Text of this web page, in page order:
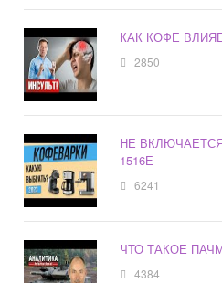
КАК КОФЕ
2850
НЕ
1516Е
6241
ЧТО ТАКОЕ
4384